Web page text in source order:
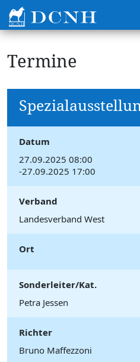
Termine
Datum
27.09.2025 08:00
-27.09.2025 17:00
Verband
Landesverband West
Ort
Sonderleiter/Kat.
Petra Jessen
Richter
Bruno Maffezzoni